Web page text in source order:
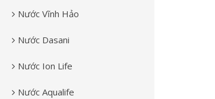
Nước Vĩnh Hảo
Nước Dasani
Nước Ion Life
Nước Aqualife